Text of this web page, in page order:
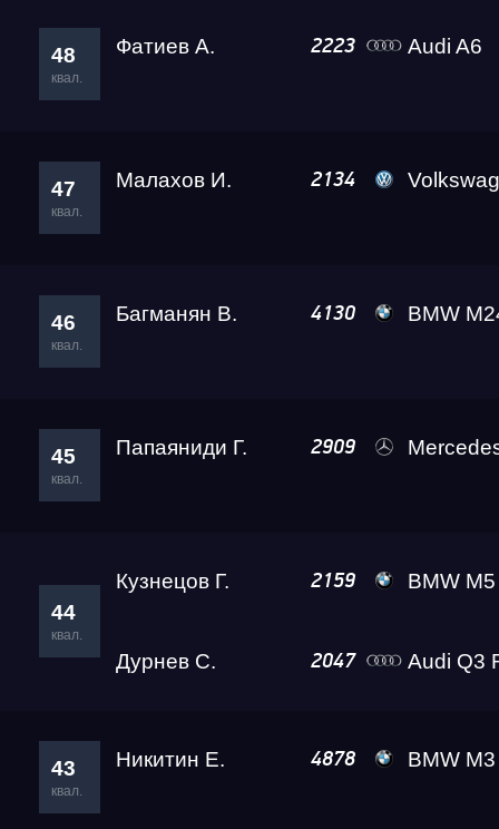
48
квал.
Фатиев А. 2223 Audi A6
47
квал.
Малахов И. 2134 Volkswagen
46
квал.
Багманян В. 4130 BMW M240i
45
квал.
Папаяниди Г. 2909 Mercedes-Benz
44
квал.
Кузнецов Г. 2159 BMW M5
Дурнев С. 2047 Audi Q3 RS
43
квал.
Никитин Е. 4878 BMW